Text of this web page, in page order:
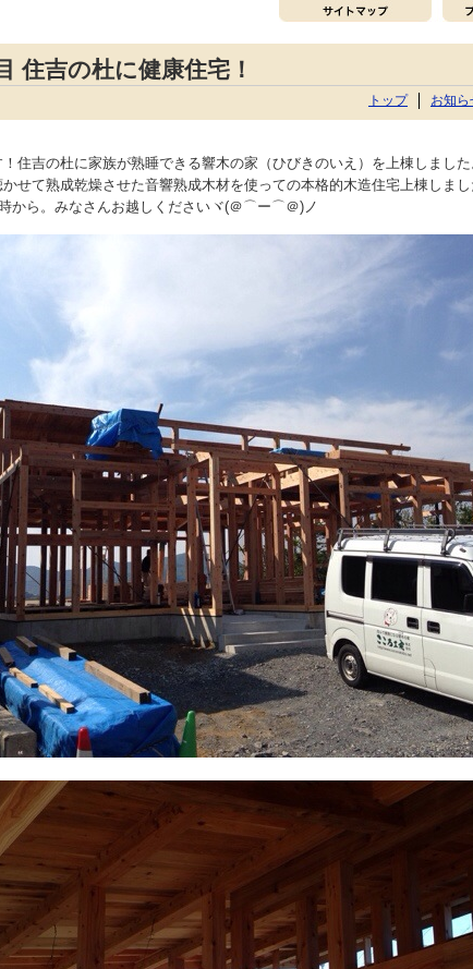
住吉の杜に健康住宅！
トップ お知ら
住吉の杜に家族が熟睡できる響木の家（ひびきのいえ）を上棟しまし
せて熟成乾燥させた音響熟成木材を使っての本格的木造住宅上棟しま
から。みなさんお越しくださいヾ(＠⌒ー⌒＠)ノ